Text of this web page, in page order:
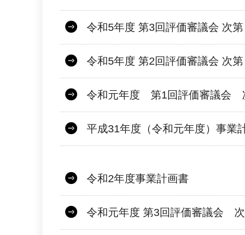
令和5年度 第3回評価審議会 次第
令和5年度 第2回評価審議会 次第
令和元年度 第1回評価審議会
平成31年度（令和元年度）事業
令和2年度事業計画書
令和元年度 第3回評価審議会